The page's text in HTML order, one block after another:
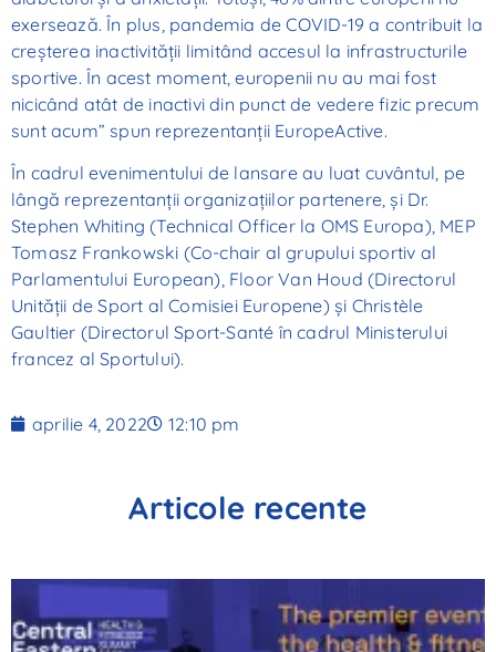
exersează. În plus, pandemia de COVID-19 a contribuit la
creșterea inactivității limitând accesul la infrastructurile
sportive. În acest moment, europenii nu au mai fost
nicicând atât de inactivi din punct de vedere fizic precum
sunt acum” spun reprezentanții EuropeActive.
În cadrul evenimentului de lansare au luat cuvântul, pe
lângă reprezentanții organizațiilor partenere, și Dr.
Stephen Whiting (Technical Officer la OMS Europa), MEP
Tomasz Frankowski (Co-chair al grupului sportiv al
Parlamentului European), Floor Van Houd (Directorul
Unității de Sport al Comisiei Europene) și Christèle
Gaultier (Directorul Sport-Santé în cadrul Ministerului
francez al Sportului).
aprilie 4, 2022 12:10 pm
Articole recente